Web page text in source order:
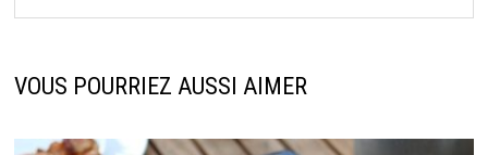
VOUS POURRIEZ AUSSI AIMER